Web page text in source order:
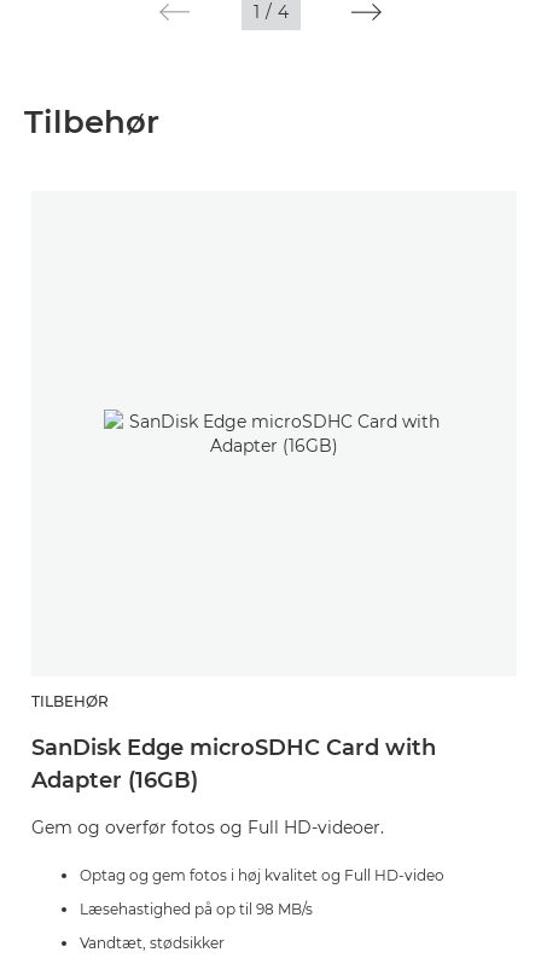
1 / 4
Tilbehør
TILBEHØR
SanDisk Edge microSDHC Card with
Adapter (16GB)
Gem og overfør fotos og Full HD-videoer.
Optag og gem fotos i høj kvalitet og Full HD-video
Læsehastighed på op til 98 MB/s
Vandtæt, stødsikker